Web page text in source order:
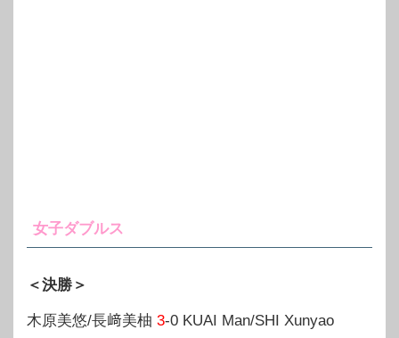
女子ダブルス
＜決勝＞
木原美悠/長﨑美柚 3-0 KUAI Man/SHI Xunyao